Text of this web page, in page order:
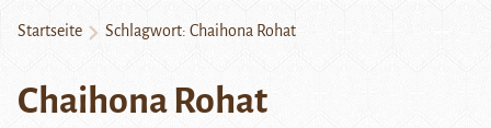
Startseite Schlagwort: Chaihona Rohat
Chaihona Rohat